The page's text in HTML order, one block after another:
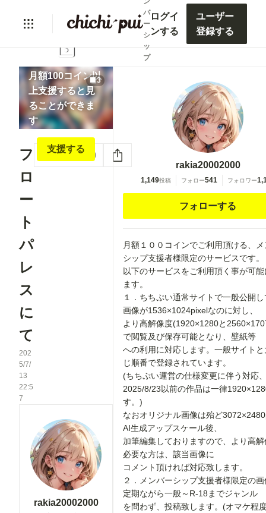
バ
ー
シ
ッ
プ
ログイ
ンする
ユーザー
登録する
lock
月額100コイン以
上支援すると見
ることができま
す
支援する
3
フ
ロ
ー
ト
パ
レ
ス
に
て
202
5/7/
13
22:5
7
いいね 0
rakia20002000
rakia20002000
1,149投稿 フォロー541 フォロワー
フォローする
月額１００コインでご利用頂ける、
シップ支援者様限定のサービスです。
以下のサービスをご利用頂く事が可
ます。
１．ちちぷい通常サイトで一般公開
画像が1536×1024pixelなのに対し、
より高解像度(1920×1280と
で閲覧及び保存可能となり、壁紙等
への利用に対応します。一般サイト
じ順番で登録されています。
(ちちぷい運営の仕様変更に伴う対応
2025/8/23以前の作品は一律
す。)
なおオリジナル画像は殆ど
AI生成アップスケール後、
加筆編集しておりますので、より高
必要な方は、該当画像に
コメント頂ければ対応致します。
２．メンバーシップ支援者様限定の
定期ながら一般～R-18までジャンル
を問わず、投稿致します。(オマケ程